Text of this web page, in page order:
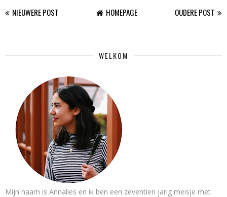
NIEUWERE POST OUDERE POST
HOMEPAGE
WELKOM
Mijn naam is Annalies en ik ben een zeventien jarig meisje met